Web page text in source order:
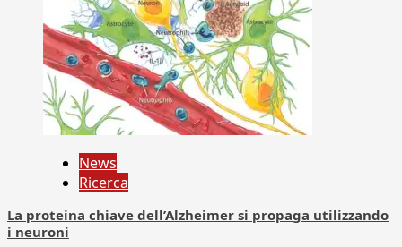
News
Ricerca
La proteina chiave dell’Alzheimer si propaga utilizzando
i neuroni